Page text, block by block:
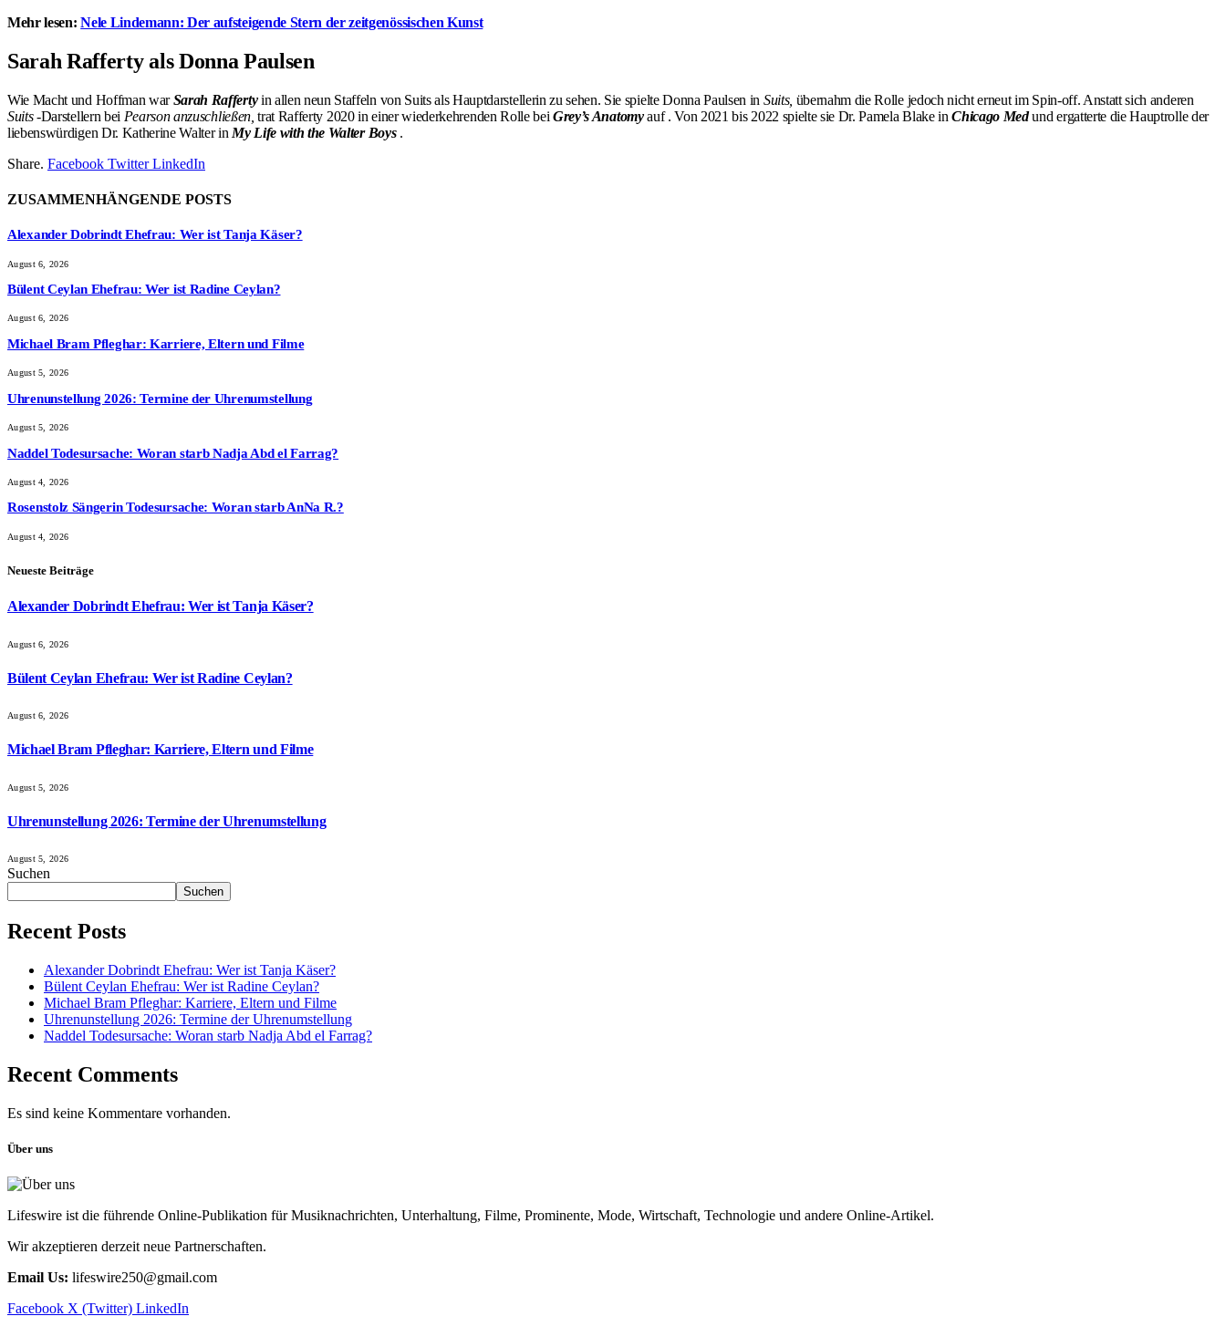
Mehr lesen:Nele Lindemann: Der aufsteigende Stern der zeitgenössischen Kunst
Sarah Rafferty als Donna Paulsen
Wie Macht und Hoffman warSarah Raffertyin allen neun Staffeln von Suits als Hauptdarstellerin zu sehen. Sie spielte Donna Paulsen in Suits, übernahm die Rolle jedoch nicht erneut im Spin-off. Anstatt sich anderen
Suits-Darstellern bei Pearson anzuschließen, trat Rafferty 2020 in einer wiederkehrenden Rolle beiGrey’s Anatomyauf . Von 2021 bis 2022 spielte sie Dr. Pamela Blake inChicago Medund ergatterte die Hauptrolle der
liebenswürdigen Dr. Katherine Walter in My Life with the Walter Boys.
Share. Facebook Twitter LinkedIn
ZUSAMMENHÄNGENDE POSTS
Alexander Dobrindt Ehefrau: Wer ist Tanja Käser?
August 6, 2026
Bülent Ceylan Ehefrau: Wer ist Radine Ceylan?
August 6, 2026
Michael Bram Pfleghar: Karriere, Eltern und Filme
August 5, 2026
Uhrenunstellung 2026: Termine der Uhrenumstellung
August 5, 2026
Naddel Todesursache: Woran starb Nadja Abd el Farrag?
August 4, 2026
Rosenstolz Sängerin Todesursache: Woran starb AnNa R.?
August 4, 2026
Neueste Beiträge
Alexander Dobrindt Ehefrau: Wer ist Tanja Käser?
August 6, 2026
Bülent Ceylan Ehefrau: Wer ist Radine Ceylan?
August 6, 2026
Michael Bram Pfleghar: Karriere, Eltern und Filme
August 5, 2026
Uhrenunstellung 2026: Termine der Uhrenumstellung
August 5, 2026
Suchen
Suchen
Recent Posts
Alexander Dobrindt Ehefrau: Wer ist Tanja Käser?
Bülent Ceylan Ehefrau: Wer ist Radine Ceylan?
Michael Bram Pfleghar: Karriere, Eltern und Filme
Uhrenunstellung 2026: Termine der Uhrenumstellung
Naddel Todesursache: Woran starb Nadja Abd el Farrag?
Recent Comments
Es sind keine Kommentare vorhanden.
Über uns
Lifeswire ist die führende Online-Publikation für Musiknachrichten, Unterhaltung, Filme, Prominente, Mode, Wirtschaft, Technologie und andere Online-Artikel.
Wir akzeptieren derzeit neue Partnerschaften.
Email Us: lifeswire250@gmail.com
Facebook X (Twitter) LinkedIn